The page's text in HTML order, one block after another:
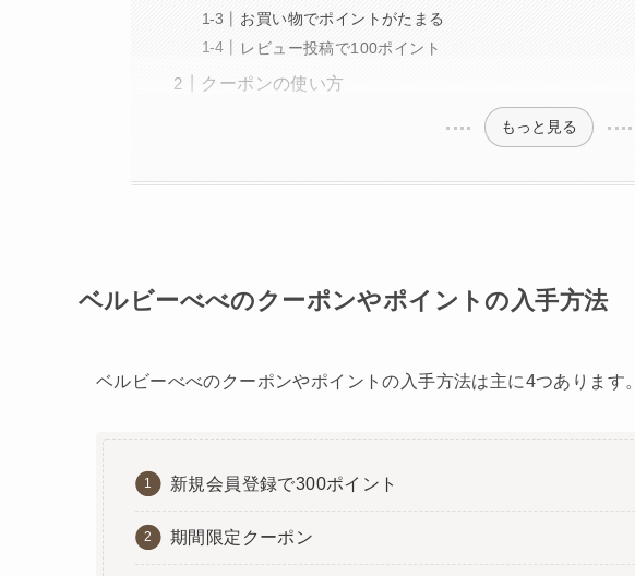
お買い物でポイントがたまる
レビュー投稿で100ポイント
クーポンの使い方
もっと見る
ベルビーべべのクーポンやポイントの入手方法
ベルビーべべのクーポンやポイントの入手方法は主に4つあります。
新規会員登録で300ポイント
期間限定クーポン